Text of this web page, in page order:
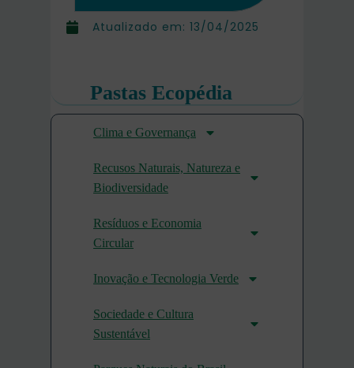
Atualizado em: 13/04/2025
Pastas Ecopédia
Clima e Governança
Recusos Naturais, Natureza e
Biodiversidade
Resíduos e Economia
Circular
Inovação e Tecnologia Verde
Sociedade e Cultura
Sustentável